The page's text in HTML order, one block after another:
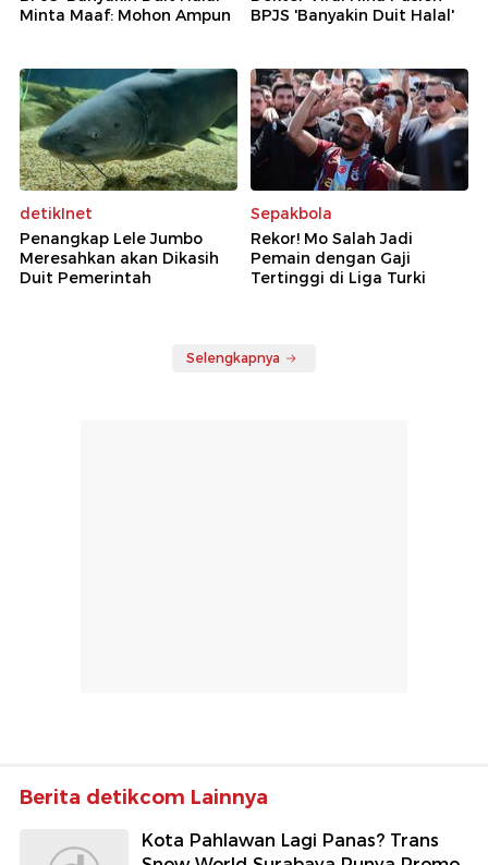
Minta Maaf: Mohon Ampun
BPJS 'Banyakin Duit Halal'
detikInet
Penangkap Lele Jumbo
Meresahkan akan Dikasih
Duit Pemerintah
Sepakbola
Rekor! Mo Salah Jadi
Pemain dengan Gaji
Tertinggi di Liga Turki
Selengkapnya
Berita detikcom Lainnya
Kota Pahlawan Lagi Panas? Trans